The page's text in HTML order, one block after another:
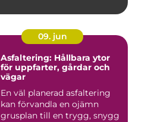
09. jun
Asfaltering: Hållbara ytor
för uppfarter, gårdar och
vägar
En väl planerad asfaltering
kan förvandla en ojämn
grusplan till en trygg, snygg